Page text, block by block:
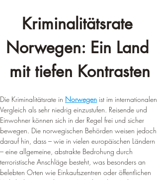
Kriminalitätsrate
Norwegen: Ein Land
mit tiefen Kontrasten
Die Kriminalitätsrate in Norwegen ist im internationalen
Vergleich als sehr niedrig einzustufen. Reisende und
Einwohner können sich in der Regel frei und sicher
bewegen. Die norwegischen Behörden weisen jedoch
darauf hin, dass – wie in vielen europäischen Ländern
– eine allgemeine, abstrakte Bedrohung durch
terroristische Anschläge besteht, was besonders an
belebten Orten wie Einkaufszentren oder öffentlichen